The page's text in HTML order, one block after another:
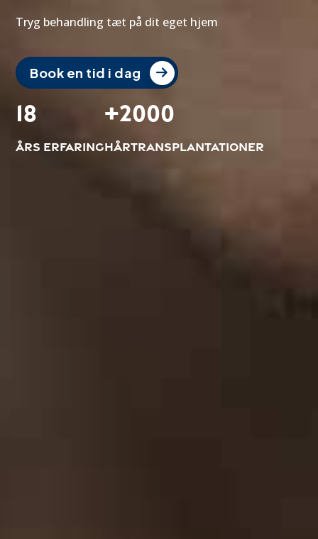
Tryg behandling tæt på dit eget hjem
Book en tid i dag
18
Års erfaring
+2000
Hårtransplantationer